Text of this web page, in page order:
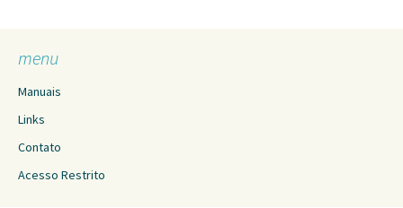
menu
Manuais
Links
Contato
Acesso Restrito